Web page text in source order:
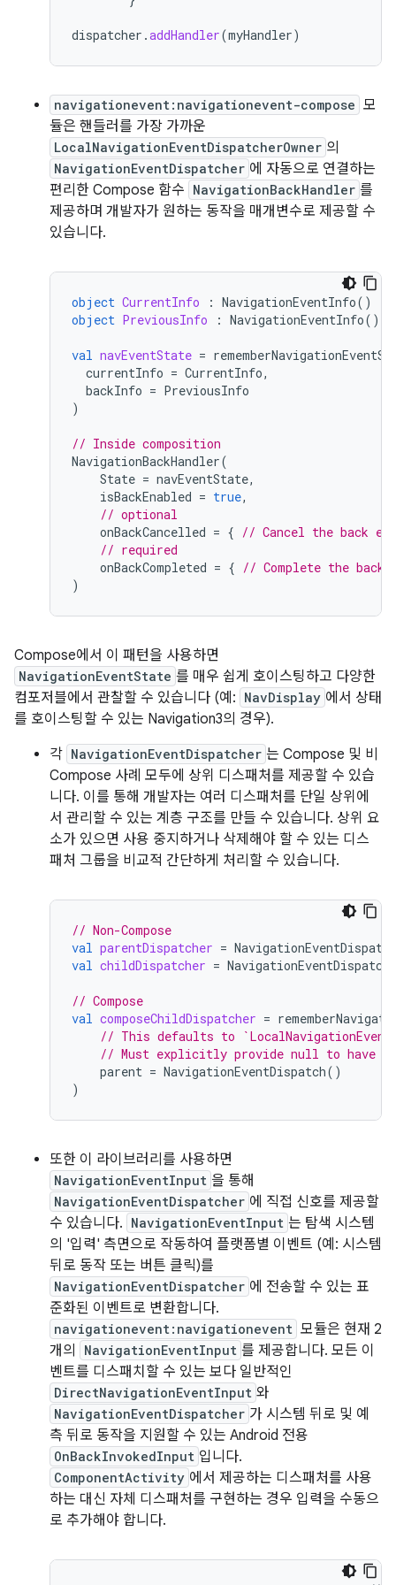
dispatcher .addHandler(myHandler)
navigationevent:navigationevent-compose 모
듈은 핸들러를 가장 가까운
LocalNavigationEventDispatcherOwner 의
NavigationEventDispatcher 에 자동으로 연결하는
편리한 Compose 함수 NavigationBackHandler 를
제공하며 개발자가 원하는 동작을 매개변수로 제공할 수
있습니다.
object CurrentInfo : NavigationEventInfo()
object PreviousInfo : NavigationEventInfo()
val navEventState =
currentInfo = CurrentInfo,
backInfo = PreviousInfo
)
// Inside composition
NavigationBackHandler(
State = navEventState,
isBackEnabled = true,
// optional
onBackCancelled = { // Cancel the back
// required
onBackCompleted = { // Complete the
)
Compose에서 이 패턴을 사용하면
NavigationEventState 를 매우 쉽게 호이스팅하고 다양한
컴포저블에서 관찰할 수 있습니다 (예: NavDisplay 에서 상태
를 호이스팅할 수 있는 Navigation3의 경우).
각 NavigationEventDispatcher 는 Compose 및 비
Compose 사례 모두에 상위 디스패처를 제공할 수 있습
니다. 이를 통해 개발자는 여러 디스패처를 단일 상위에
서 관리할 수 있는 계층 구조를 만들 수 있습니다. 상위 요
소가 있으면 사용 중지하거나 삭제해야 할 수 있는 디스
패처 그룹을 비교적 간단하게 처리할 수 있습니다.
// Non-Compose
val parentDispatcher =
val childDispatcher =
// Compose
val composeChildDispatcher =
// This defaults to
// Must explicitly provide null to have an
parent = NavigationEventDispatch()
)
또한 이 라이브러리를 사용하면
NavigationEventInput 을 통해
NavigationEventDispatcher 에 직접 신호를 제공할
수 있습니다. NavigationEventInput 는 탐색 시스템
의 '입력' 측면으로 작동하여 플랫폼별 이벤트 (예: 시스템
뒤로 동작 또는 버튼 클릭)를
NavigationEventDispatcher 에 전송할 수 있는 표
준화된 이벤트로 변환합니다.
navigationevent:navigationevent 모듈은 현재 2
개의
NavigationEventInput 를 제공합니다. 모든 이
벤트를 디스패치할 수 있는 보다 일반적인
DirectNavigationEventInput 와
NavigationEventDispatcher 가 시스템 뒤로 및 예
측 뒤로 동작을 지원할 수 있는 Android 전용
OnBackInvokedInput 입니다.
ComponentActivity 에서 제공하는 디스패처를 사용
하는 대신 자체 디스패처를 구현하는 경우 입력을 수동으
로 추가해야 합니다.